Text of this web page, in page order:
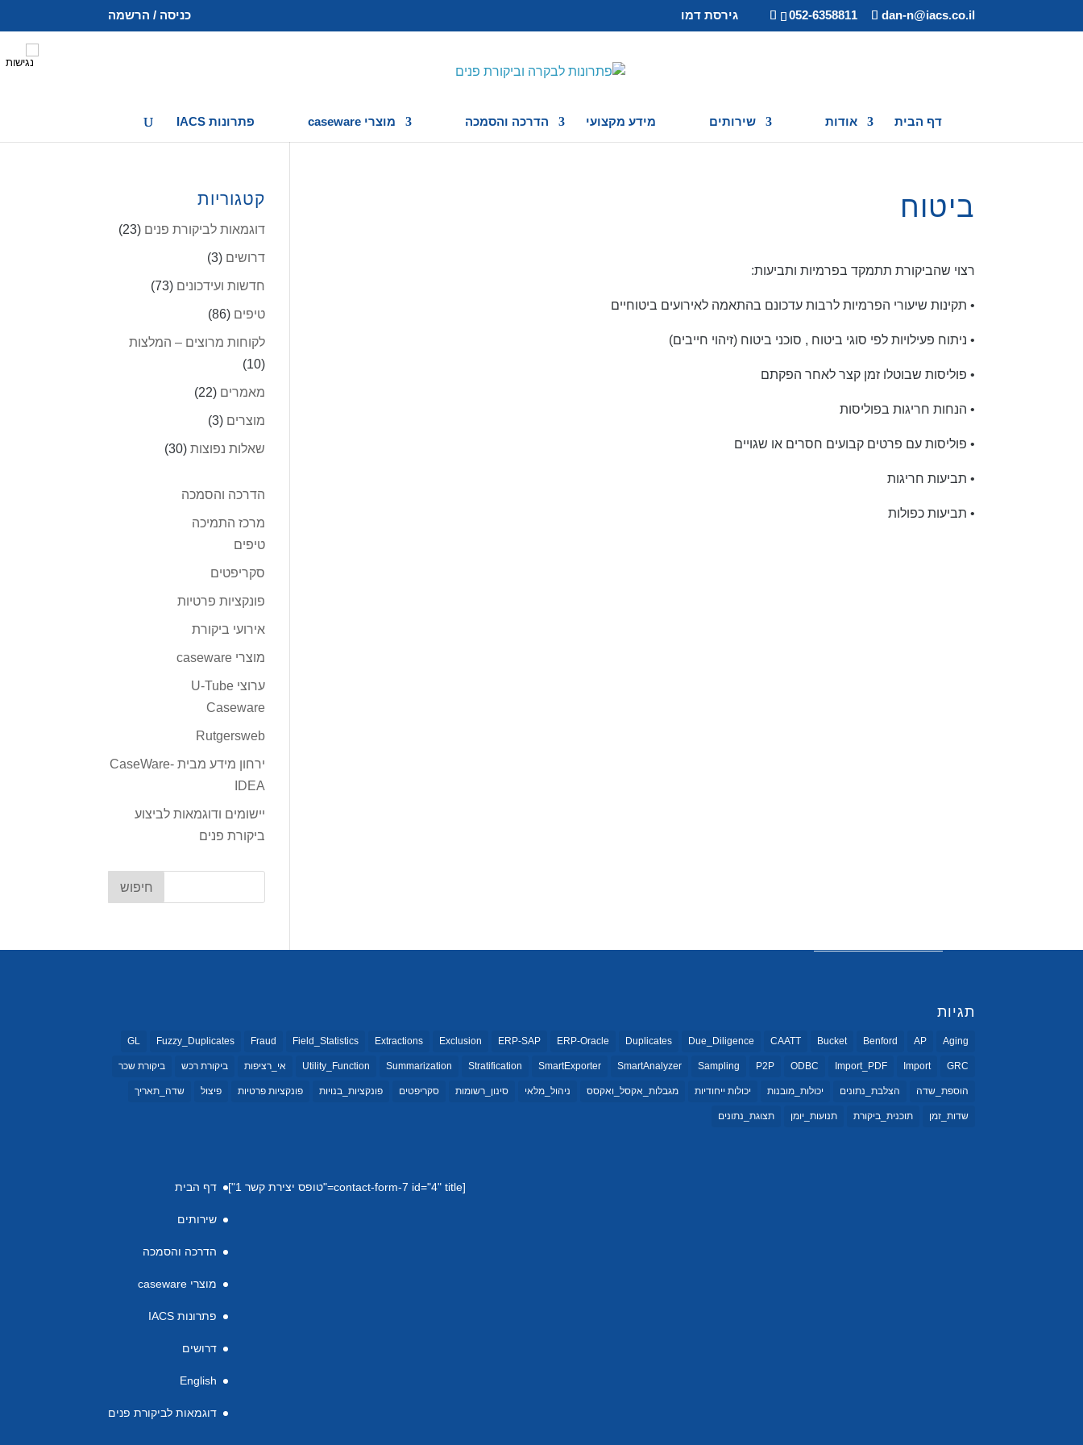
052-6358811 dan-n@iacs.co.il גירסת דמו כניסה / הרשמה
דף הבית אודות שירותים מידע מקצועי הדרכה והסמכה מוצרי caseware פתרונות IACS
ביטוח
רצוי שהביקורת תתמקד בפרמיות ותביעות:
• תקינות שיעורי הפרמיות לרבות עדכונם בהתאמה לאירועים ביטוחיים
• ניתוח פעילויות לפי סוגי ביטוח , סוכני ביטוח (זיהוי חייבים)
• פוליסות שבוטלו זמן קצר לאחר הפקתם
• הנחות חריגות בפוליסות
• פוליסות עם פרטים קבועים חסרים או שגויים
• תביעות חריגות
• תביעות כפולות
קטגוריות
דוגמאות לביקורת פנים (23)
דרושים (3)
חדשות ועידכונים (73)
טיפים (86)
לקוחות מרוצים – המלצות
(10)
מאמרים (22)
מוצרים (3)
שאלות נפוצות (30)
הדרכה והסמכה
מרכז התמיכה
טיפים
סקריפטים
פונקציות פרטיות
אירועי ביקורת
מוצרי caseware
ערוצי U-Tube
Caseware
Rutgersweb
ירחון מידע מבית CaseWare-
IDEA
יישומים ודוגמאות לביצוע
ביקורת פנים
תגיות
Aging
AP
Benford
Bucket
CAATT
Due_Diligence
Duplicates
ERP-Oracle
ERP-SAP
Exclusion
Extractions
Field_Statistics
Fraud
Fuzzy_Duplicates
GL
GRC
Import
Import_PDF
ODBC
P2P
Sampling
SmartAnalyzer
SmartExporter
Stratification
Summarization
Utility_Function אי_רציפות ביקורת רכש ביקורת שכר
הוספת_שדה הצלבת_נתונים יכולות_מובנות יכולות ייחודיות מגבלות_אקסל_ואקסס ניהול_מלאי סינון_רשומות סקריפטים פונקציות_בנויות פונקציות פרטיות פיצול שדה_תאריך
שדות_זמן תוכנית_ביקורת תנועות_יומן תצוגת_נתונים
דף הבית
שירותים
הדרכה והסמכה
מוצרי caseware
פתרונות IACS
דרושים
English
דוגמאות לביקורת פנים
[contact-form-7 id="4" title="טופס יצירת קשר 1"]